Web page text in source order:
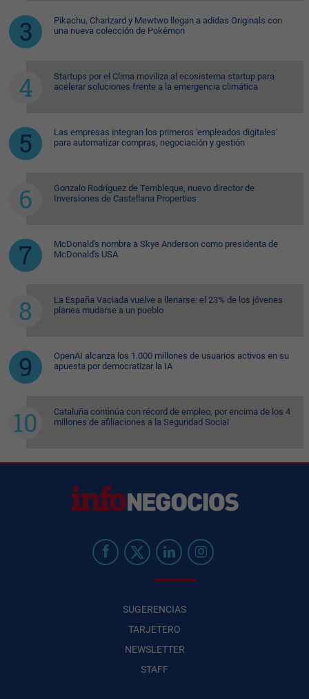
Pikachu, Charizard y Mewtwo llegan a adidas Originals con
una nueva colección de Pokémon
Startups por el Clima moviliza al ecosistema startup para
acelerar soluciones frente a la emergencia climática
Las empresas integran los primeros 'empleados digitales'
para automatizar compras, negociación y gestión
Gonzalo Rodríguez de Tembleque, nuevo director de
Inversiones de Castellana Properties
McDonald's nombra a Skye Anderson como presidenta de
McDonald's USA
La España Vaciada vuelve a llenarse: el 23% de los jóvenes
planea mudarse a un pueblo
OpenAI alcanza los 1.000 millones de usuarios activos en su
apuesta por democratizar la IA
Cataluña continúa con récord de empleo, por encima de los 4
millones de afiliaciones a la Seguridad Social
SUGERENCIAS
TARJETERO
NEWSLETTER
STAFF